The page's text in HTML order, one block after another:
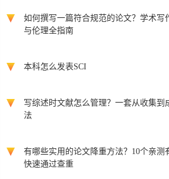
如何撰写一篇符合规范的论文？学术写
与伦理全指南
本科怎么发表SCI
写综述时文献怎么管理？一套从收集到
法
有哪些实用的论文降重方法？10个亲测
快速通过查重